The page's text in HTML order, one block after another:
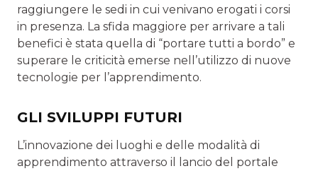
raggiungere le sedi in cui venivano erogati i corsi
in presenza. La sfida maggiore per arrivare a tali
benefici è stata quella di “portare tutti a bordo” e
superare le criticità emerse nell’utilizzo di nuove
tecnologie per l’apprendimento.
GLI SVILUPPI FUTURI
L’innovazione dei luoghi e delle modalità di
apprendimento attraverso il lancio del portale